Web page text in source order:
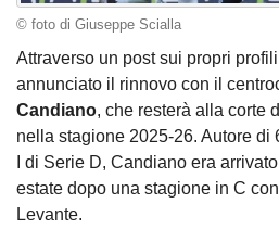
© foto di Giuseppe Scialla
Attraverso un post sui propri
annunciato il rinnovo con il
Candiano, che resterà alla corte
nella stagione 2025-26. Autore di
I di Serie D, Candiano era
estate dopo una stagione in C
Levante.